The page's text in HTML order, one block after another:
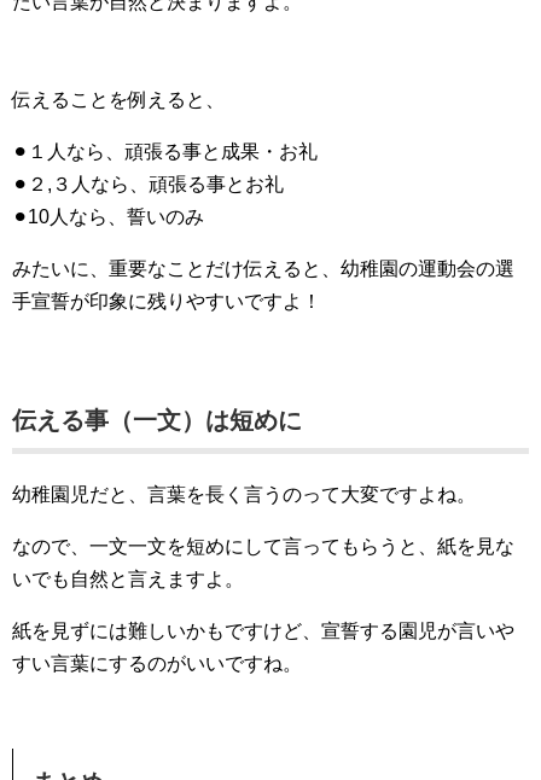
伝えることを例えると、
⚫︎１人なら、頑張る事と成果・お礼
⚫︎２,３人なら、頑張る事とお礼
⚫︎10人なら、誓いのみ
みたいに、重要なことだけ伝えると、幼稚園の運動会の選
手宣誓が印象に残りやすいですよ！
伝える事（一文）は短めに
幼稚園児だと、言葉を長く言うのって大変ですよね。
なので、一文一文を短めにして言ってもらうと、紙を見な
いでも自然と言えますよ。
紙を見ずには難しいかもですけど、宣誓する園児が言いや
すい言葉にするのがいいですね。